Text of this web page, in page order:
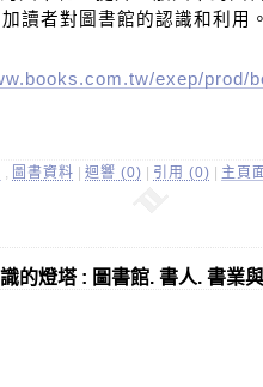
讀者對圖書館的認識和利用。
exep/prod/
圖書資料 | 迴響 (0) | 引用 (0) | 主頁
的燈塔 : 圖書館. 書人. 書業